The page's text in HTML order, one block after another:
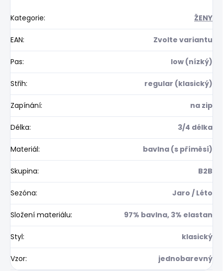
Kategorie: ŽENY
EAN: Zvolte variantu
Pas: low (nízký)
Střih: regular (klasický)
Zapínání: na zip
Délka: 3/4 délka
Materiál: bavlna (s příměsí)
Skupina: B2B
Sezóna: Jaro / Léto
Složení materiálu: 97% bavlna, 3% elastan
Styl: klasický
Vzor: jednobarevný